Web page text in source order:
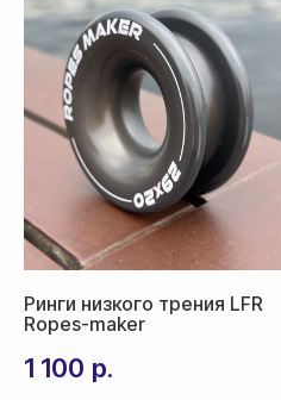
Ринги низкого трения LFR
Ropes-maker
1 100 р.
По СНГ — 1000₽,
срок доставки от 5 дней